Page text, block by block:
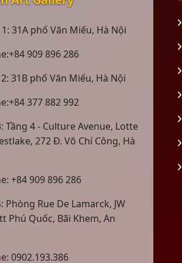
1: 31A phố Văn Miếu, Hà Nội
909 896 286
31B phố Văn Miếu, Hà Nội
377 882 992
Tầng 4 - Culture Avenue, Lotte
272 Đ. Võ Chí Công, Hà
+84 909 896 286
Phòng Rue De Lamarck, JW
Phú Quốc, Bãi Khem, An
0902.193.386